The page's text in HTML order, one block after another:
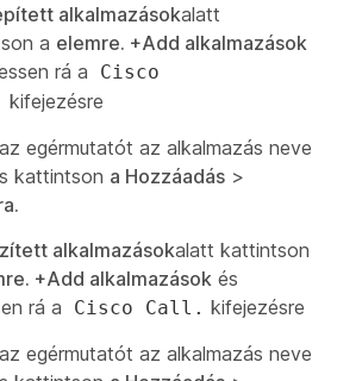
alkalmazásokalatt
a elemre. +Add alkalmazások
rá a
Cisco
kifejezésre
egérmutatót az alkalmazás neve
kattintson a Hozzáadás >
alkalmazásokalatt kattintson
+Add alkalmazások és
rá a
Cisco Call. kifejezésre
egérmutatót az alkalmazás neve